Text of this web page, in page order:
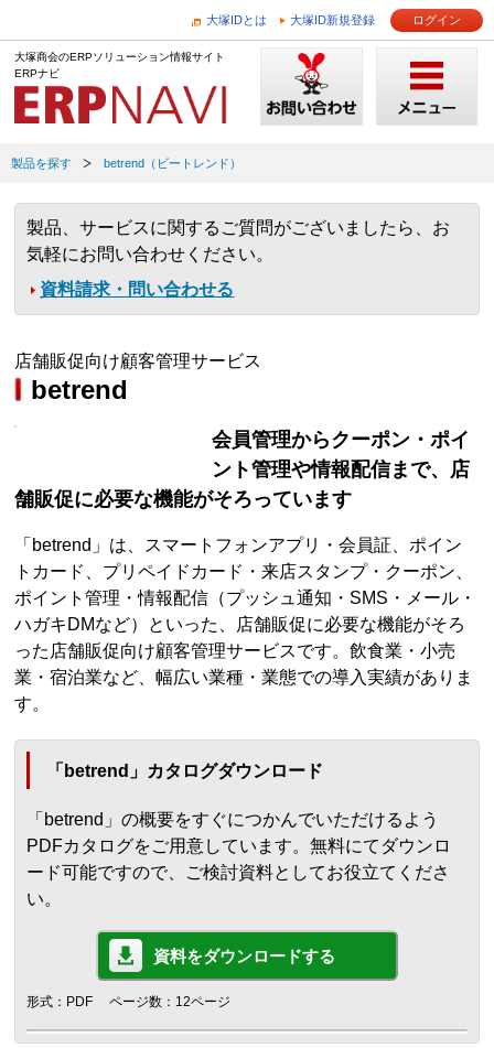
大塚IDとは 大塚ID新規登録 ログイン
大塚商会のERPソリューション情報サイト
ERPナビ
製品を探す betrend（ビートレンド）
製品、サービスに関するご質問がございましたら、お
気軽にお問い合わせください。
資料請求・問い合わせる
店舗販促向け顧客管理サービス
betrend
会員管理からクーポン・ポイ
ント管理や情報配信まで、店
舗販促に必要な機能がそろっています
「betrend」は、スマートフォンアプリ・会員証、ポイン
トカード、プリペイドカード・来店スタンプ・クーポン、
ポイント管理・情報配信（プッシュ通知・SMS・メール・
ハガキDMなど）といった、店舗販促に必要な機能がそろ
った店舗販促向け顧客管理サービスです。飲食業・小売
業・宿泊業など、幅広い業種・業態での導入実績がありま
す。
「betrend」カタログダウンロード
「betrend」の概要をすぐにつかんでいただけるよう
PDFカタログをご用意しています。無料にてダウンロ
ード可能ですので、ご検討資料としてお役立てくださ
い。
資料をダウンロードする
形式：PDF ページ数：12ページ